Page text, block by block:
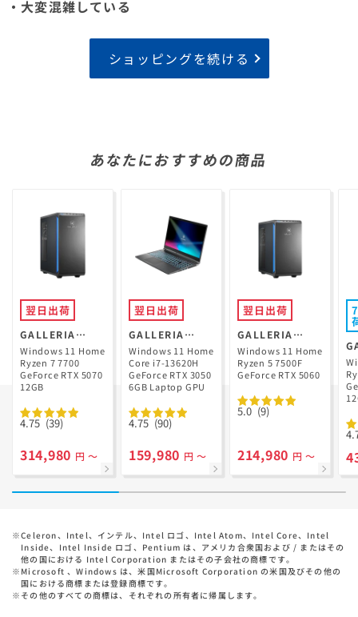
・大変混雑している
ショッピングを続ける
あなたにおすすめの商品
翌日出荷
GALLERIA
XPR7A-R57-GD
Ryzen 7 7700
搭載
Windows 11 Home
Ryzen 7 7700
GeForce RTX 5070
12GB
4.75 (39)
314,980 円 ～
翌日出荷
GALLERIA
RL7C-R35-5N
Windows 11 Home
Core i7-13620H
GeForce RTX 3050
6GB Laptop GPU
4.75 (90)
159,980 円 ～
翌日出荷
GALLERIA
XGR5M-R56-
GD Ryzen 5
7500F搭載
Windows 11 Home
Ryzen 5 7500F
GeForce RTX 5060
5.0 (9)
214,980 円 ～
※Celeron、Intel、インテル、Intel ロゴ、Intel Atom、Intel Core、Intel
Inside、Intel Inside ロゴ、Pentium は、アメリカ合衆国および / またはその
他の国における Intel Corporation またはその子会社の商標です。
※ Microsoft 、Windows は、米国Microsoft Corporation の米国及びその他の
国における商標または登録商標です。
※ その他のすべての商標は、それぞれの所有者に帰属します。